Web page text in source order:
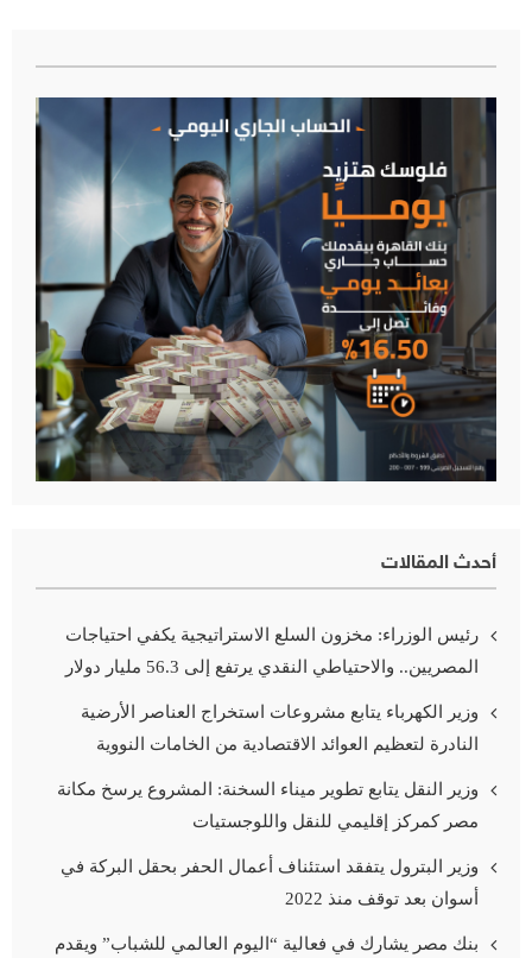
أحدث المقالات
رئيس الوزراء: مخزون السلع الاستراتيجية يكفي احتياجات
المصريين.. والاحتياطي النقدي يرتفع إلى 56.3 مليار دولار
وزير الكهرباء يتابع مشروعات استخراج العناصر الأرضية
النادرة لتعظيم العوائد الاقتصادية من الخامات النووية
وزير النقل يتابع تطوير ميناء السخنة: المشروع يرسخ مكانة
مصر كمركز إقليمي للنقل واللوجستيات
وزير البترول يتفقد استئناف أعمال الحفر بحقل البركة في
أسوان بعد توقف منذ 2022
بنك مصر يشارك في فعالية “اليوم العالمي للشباب” ويقدم